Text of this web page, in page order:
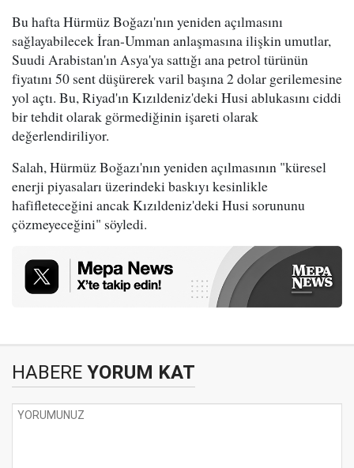
Bu hafta Hürmüz Boğazı'nın yeniden açılmasını
sağlayabilecek İran-Umman anlaşmasına ilişkin umutlar,
Suudi Arabistan'ın Asya'ya sattığı ana petrol türünün
fiyatını 50 sent düşürerek varil başına 2 dolar gerilemesine
yol açtı. Bu, Riyad'ın Kızıldeniz'deki Husi ablukasını ciddi
bir tehdit olarak görmediğinin işareti olarak
değerlendiriliyor.
Salah, Hürmüz Boğazı'nın yeniden açılmasının "küresel
enerji piyasaları üzerindeki baskıyı kesinlikle
hafifleteceğini ancak Kızıldeniz'deki Husi sorununu
çözmeyeceğini" söyledi.
HABERE YORUM KAT